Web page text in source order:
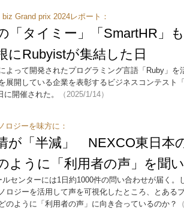
biz Grand prix 2024レポート：
「タイミー」「SmartHR
にRubyistが集結した日
よって開発されたプログラミング言語「Ruby」
展開している企業を表彰するビジネスコンテスト
開催された。
（2025/1/14）
ロジーを味方に：
が「半減」 NEXCO東日本
ように「利用者の声」を聞
ルセンターには1日約1000件の問い合わせが届く
ロジーを活用して声を可視化したところ、とある
のように「利用者の声」に向き合っているのか？